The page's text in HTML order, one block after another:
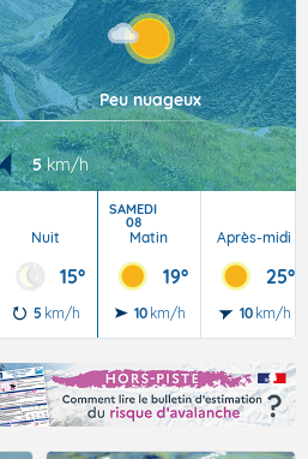
Peu nuageux
5 km/h
Nuit
15°
5 km/h
SAMEDI
08
Matin
19°
10 km/h
Après-midi
25°
10 km/h